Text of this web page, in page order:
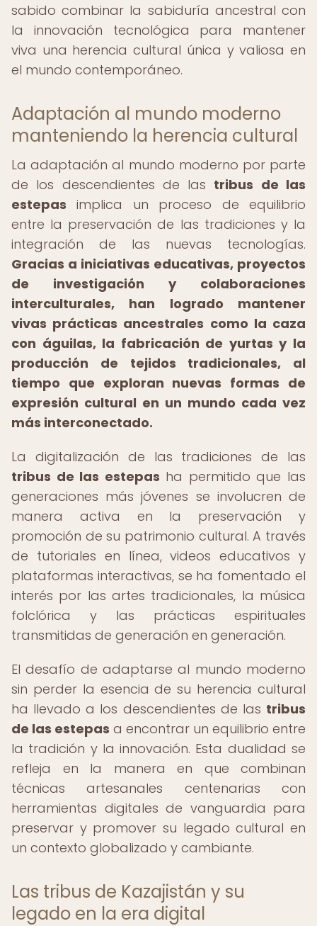
sabido combinar la sabiduría ancestral con
la innovación tecnológica para mantener
viva una herencia cultural única y valiosa en
el mundo contemporáneo.
Adaptación al mundo moderno
manteniendo la herencia cultural
La adaptación al mundo moderno por parte
de los descendientes de las tribus de las
estepas implica un proceso de equilibrio
entre la preservación de las tradiciones y la
integración de las nuevas tecnologías.
Gracias a iniciativas educativas, proyectos
de investigación y colaboraciones
interculturales, han logrado mantener
vivas prácticas ancestrales como la caza
con águilas, la fabricación de yurtas y la
producción de tejidos tradicionales, al
tiempo que exploran nuevas formas de
expresión cultural en un mundo cada vez
más interconectado.
La digitalización de las tradiciones de las
tribus de las estepas ha permitido que las
generaciones más jóvenes se involucren de
manera activa en la preservación y
promoción de su patrimonio cultural. A través
de tutoriales en línea, videos educativos y
plataformas interactivas, se ha fomentado el
interés por las artes tradicionales, la música
folclórica y las prácticas espirituales
transmitidas de generación en generación.
El desafío de adaptarse al mundo moderno
sin perder la esencia de su herencia cultural
ha llevado a los descendientes de las tribus
de las estepas a encontrar un equilibrio entre
la tradición y la innovación. Esta dualidad se
refleja en la manera en que combinan
técnicas artesanales centenarias con
herramientas digitales de vanguardia para
preservar y promover su legado cultural en
un contexto globalizado y cambiante.
Las tribus de Kazajistán y su
legado en la era digital